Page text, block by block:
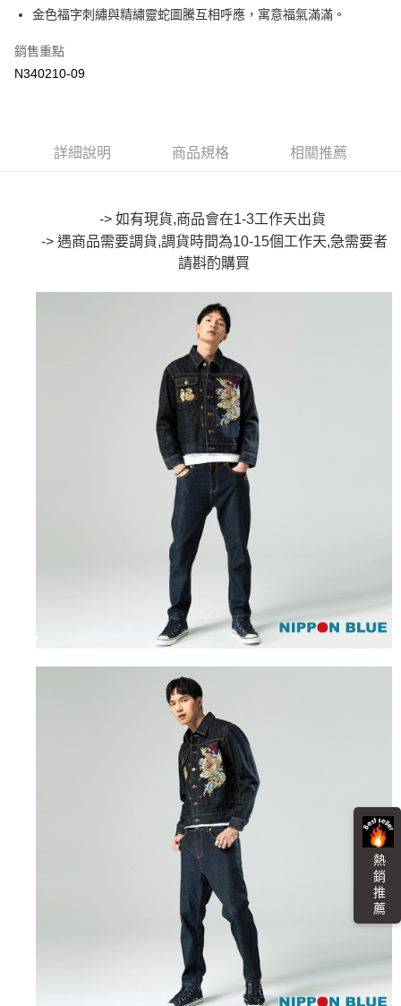
熱 銷 推 薦
街口支付
悠遊付
大哥付你分期
1.本服務由台灣大哥大提供，台灣大哥大用戶可立即使用無須另外申請。
2.付款方式選擇「大哥付你分期」，訂單成立後會自動跳轉到大哥付的交易
流程，驗證手機門號後，選擇欲分期的期數、繳款截止日，確認付款後即完
4.訂單成立30分鐘內，如未前往確認交易或遇審核未通過，訂單將自動取
消。如遇「轉專審核」未通過狀況，表示未達大哥付你分期系統評分，恕無
1.分期款項不併入電信帳單，「大哥付你分期」於每月結算日後寄送繳費提
2.透過簡訊連結打開帳單後，可選擇「超商條碼／台灣大直營門市／銀行轉
帳／街口支付／iPASS MONEY」等通路繳費。
1.本服務係由「台灣大哥大股份有限公司」（以下簡稱本公司）所提供，讓
用戶於交易時，得透過本服務購買商品或服務，並由商店將買賣／分期付款
買賣價金債權讓與本公司後，依約使用本公司帳單繳交帳款。
2.基於同意付款使用「大哥付你分期」之契約關係目的，商店將以您的個人
資料（包含姓名、電話或地址）提供予台灣大哥大進項蒐集、處理及利用，
由本公司與您本人進行分期帳單所需資料之確認、核對及更正。
3.完整用戶服務條款，請詳閱以下連結：
https://oppay.tw/userRule
相關說明
【關於「AFTEE先享後付」】
AFTEE先享後付是「在收到商品之後才付款」的支付方式。 讓您購物簡單
２．便利：只要手機號碼，簡訊認證，即可結帳。
３．安心：先確認商品／服務後，再付款。
【「AFTEE先享後付」結帳流程】
１．於結帳方式選擇「AFTEE先享後付」後，將跳轉至「AFTEE先享後付」
結帳頁面，進行簡訊認證並確認金額後，即可完成結帳。
２．訂單成立數日內，您將收到繳費通知簡訊。
３．收到繳費通知簡訊後14天內，點擊此簡訊中的連結，可透過四大超商／
ATM／網路銀行／等多元方式進行付款，方視為交易完成。
※ 請注意：結帳手續完成當下不需立刻繳費，但若您需要取消訂單，請聯絡
購買商品的店家。未經商家同意取消之訂單仍視為有效，需透過AFTEE先享
※ 交易是否成功請以「AFTEE先享後付 」之結帳頁面顯示為準，若有關於
是否繳費成功／繳費後需取消欲退款等相關疑問，請聯繫「AFTEE先享後付
https://netprotections.freshdesk.com/support/home
１．透過由恩沛科技股份有限公司提供之「AFTEE先享後付」服務完成之交
易，需依本服務之必要範圍內提供個人資料，並將交易相關給付款項請求債
權轉讓予恩沛科技股份有限公司。
２．關於個人資料處理事宜，請瀏覽以下網址：
３．未成年的使用者請事先徵得法定代理人或監護人之同意方可使用
「AFTEE先享後付」，若未經同意申辦者引起之損失，本公司不負相關責
４．使用「AFTEE先享後付」時，將依據個別帳號之用戶狀況，依本公司即
時審查核予不同之上限額度；若仍有額度不足之情形，本公司將視審查結果
５．嚴禁一人註冊多個帳號或使用他人資訊註冊。若發現惡意使用之情形，
恩沛科技股份有限公司將有權停止該用戶之使用額度並採取法律行動。
每筆NT$80，滿NT$888(含以上)免運費
每筆NT$80，滿NT$888(含以上)免運費
每筆NT$60，滿NT$3,000(含以上)免運費
每筆NT$60，滿NT$3,000(含以上)免運費
每筆NT$80，滿NT$3,000(含以上)免運費
每筆NT$80，滿NT$3,000(含以上)免運費
每筆NT$100，滿NT$3,000(含以上)免運費
金色福字刺繡與精繡靈蛇圖騰互相呼應，寓意福氣滿滿。
銷售重點
N340210-09
詳細說明 商品規格 相關推薦
-> 如有現貨,商品會在1-3工作天出貨
-> 遇商品需要調貨,調貨時間為10-15個工作天,急需要者
請斟酌購買